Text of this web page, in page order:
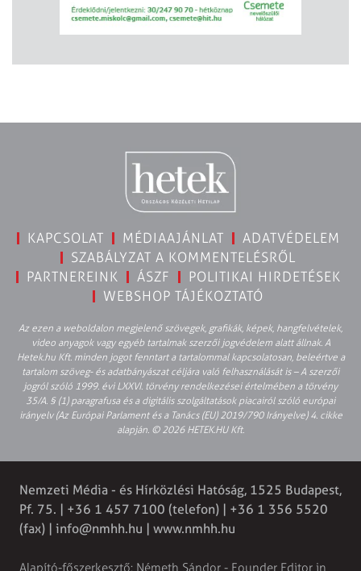
KAPCSOLAT MÉDIAAJÁNLAT
ADATVÉDELEM
SZABÁLYZAT A KOMMENTELÉSRŐL
PARTNEREINK
ÁSZF
POLITIKAI HIRDETÉSEK
WEBSHOP TÁJÉKOZTATÓ
Az ezen a weboldalon megjelenő szövegek, grafikák, képek, hangfelvételek,
video anyagok vagy egyéb tartalmak szerzői jogvédelem alatt állnak. A
Hetek.hu Kft. minden jogot fenntart a tartalommal kapcsolatosan, beleértve a
tartalom szöveg- és adatbányászat céljára való felhasználását is – A szerzői
jogról szóló 1999. évi LXXVI. törvény rendelkezései értelmében a törvény
35/A. § (1) paragrafusa és a digitális szolgáltatások piacairól szóló európai
irányelv (Az Európai Parlament és a Tanács (EU) 2019/790 Irányelve) 4. cikke
alapján. © 2026 HETEK.HU Kft.
Nemzeti Média - és Hírközlési Hatóság, 1525 Budapest,
Pf. 75. | +36 1 457 7100 (telefon) | +36 1 356 5520
(fax) | info@nmhh.hu | www.nmhh.hu
Alapító-főszerkesztő: Németh Sándor - Founder Editor in